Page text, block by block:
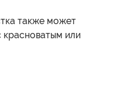
также может
красноватым или